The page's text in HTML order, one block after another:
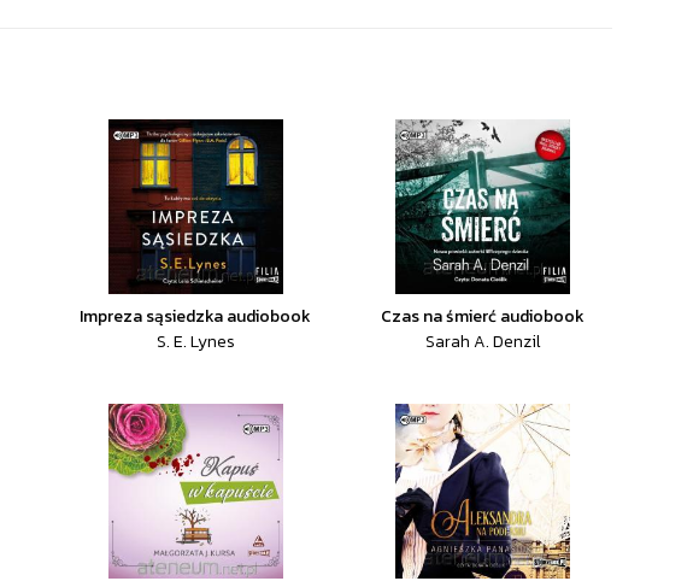
Impreza sąsiedzka audiobook
S. E. Lynes
Czas na śmierć audiobook
Sarah A. Denzil